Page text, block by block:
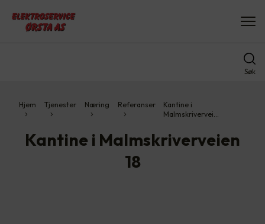
Søk
Hjem Tjenester Næring Referanser
Kantine i
Malmskrivervei…
Kantine i Malmskriverveien
18